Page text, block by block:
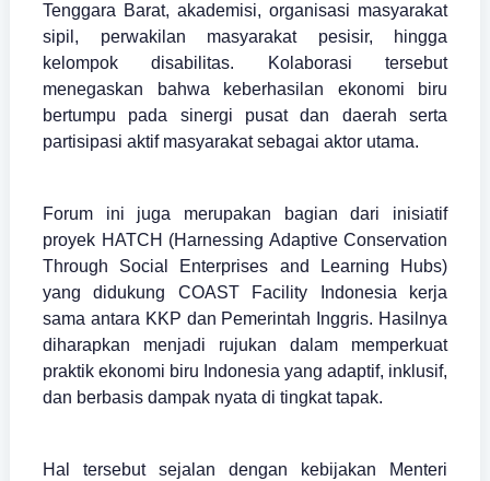
Tenggara Barat, akademisi, organisasi masyarakat
sipil, perwakilan masyarakat pesisir, hingga
kelompok disabilitas. Kolaborasi tersebut
menegaskan bahwa keberhasilan ekonomi biru
bertumpu pada sinergi pusat dan daerah serta
partisipasi aktif masyarakat sebagai aktor utama.
Forum ini juga merupakan bagian dari inisiatif
proyek HATCH (Harnessing Adaptive Conservation
Through Social Enterprises and Learning Hubs)
yang didukung COAST Facility Indonesia kerja
sama antara KKP dan Pemerintah Inggris. Hasilnya
diharapkan menjadi rujukan dalam memperkuat
praktik ekonomi biru Indonesia yang adaptif, inklusif,
dan berbasis dampak nyata di tingkat tapak.
Hal tersebut sejalan dengan kebijakan Menteri